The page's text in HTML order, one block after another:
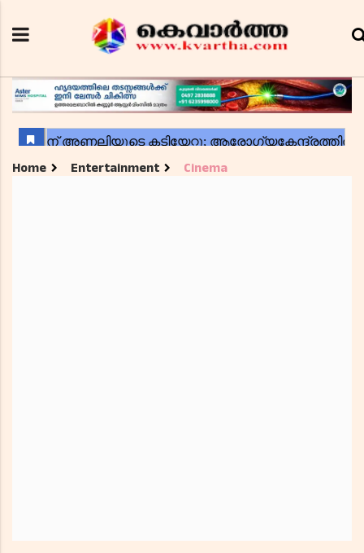
Home Entertainment Cinema